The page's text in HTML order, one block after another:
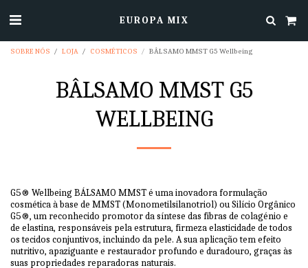
EUROPA MIX
SOBRE NÓS LOJA COSMÉTICOS BÂLSAMO MMST G5 Wellbeing
BÂLSAMO MMST G5
WELLBEING
G5® Wellbeing BÁLSAMO MMST é uma inovadora formulação
cosmética à base de MMST (Monometilsilanotriol) ou Silício Orgânico
G5®, um reconhecido promotor da síntese das fibras de colagénio e
de elastina, responsáveis pela estrutura, firmeza elasticidade de todos
os tecidos conjuntivos, incluindo da pele. A sua aplicação tem efeito
nutritivo, apaziguante e restaurador profundo e duradouro, graças às
suas propriedades reparadoras naturais.